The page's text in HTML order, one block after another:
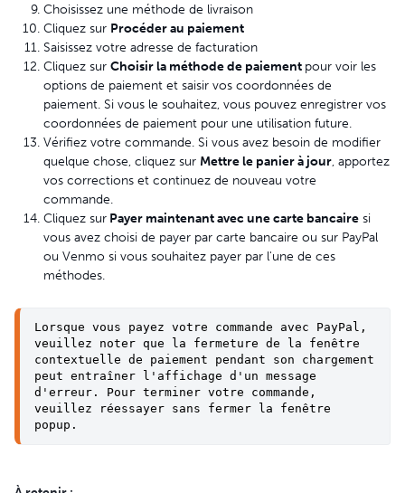
Choisissez une méthode de livraison
Cliquez sur Procéder au paiement
Saisissez votre adresse de facturation
Cliquez sur Choisir la méthode de paiement pour voir les
options de paiement et saisir vos coordonnées de
paiement. Si vous le souhaitez, vous pouvez enregistrer vos
coordonnées de paiement pour une utilisation future.
Vérifiez votre commande. Si vous avez besoin de modifier
quelque chose, cliquez sur Mettre le panier à jour, apportez
vos corrections et continuez de nouveau votre
commande.
Cliquez sur Payer maintenant avec une carte bancaire si
vous avez choisi de payer par carte bancaire ou sur PayPal
ou Venmo si vous souhaitez payer par l'une de ces
méthodes.
Lorsque vous payez votre commande avec PayPal,
veuillez noter que la fermeture de la fenêtre
contextuelle de paiement pendant son chargement
peut entraîner l'affichage d'un message
d'erreur. Pour terminer votre commande,
veuillez réessayer sans fermer la fenêtre
popup.